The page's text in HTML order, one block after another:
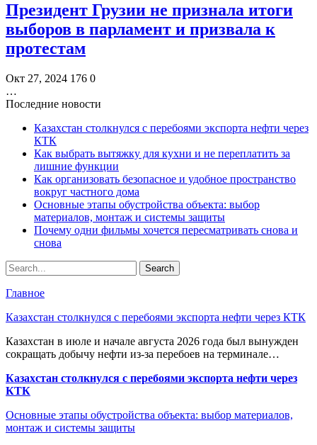
Президент Грузии не признала итоги
выборов в парламент и призвала к
протестам
Окт 27, 2024 176 0
…
Последние новости
Казахстан столкнулся с перебоями экспорта нефти через
КТК
Как выбрать вытяжку для кухни и не переплатить за
лишние функции
Как организовать безопасное и удобное пространство
вокруг частного дома
Основные этапы обустройства объекта: выбор
материалов, монтаж и системы защиты
Почему одни фильмы хочется пересматривать снова и
снова
Главное
Казахстан столкнулся с перебоями экспорта нефти через КТК
Казахстан в июле и начале августа 2026 года был вынужден
сокращать добычу нефти из-за перебоев на терминале…
Казахстан столкнулся с перебоями экспорта нефти через
КТК
Основные этапы обустройства объекта: выбор материалов,
монтаж и системы защиты